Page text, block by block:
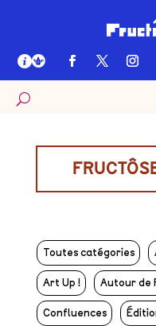
Toutes catégories
Art Up ! Autour de
Confluences